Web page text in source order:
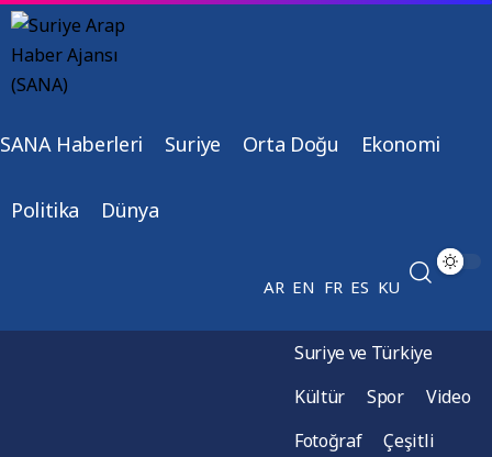
SANA Haberleri Suriye Orta Doğu Ekonomi
Politika Dünya
AR EN FR ES KU
Suriye ve Türkiye
Kültür
Spor
Video
Fotoğraf
Çeşitli